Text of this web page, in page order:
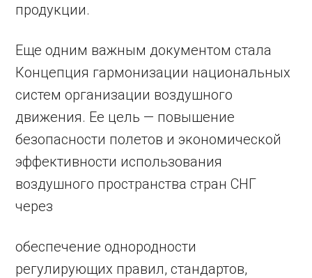
продукции.
Еще одним важным документом стала
Концепция гармонизации национальных
систем организации воздушного
движения. Ее цель — повышение
безопасности полетов и экономической
эффективности использования
воздушного пространства стран СНГ
через
обеспечение однородности
регулирующих правил, стандартов,